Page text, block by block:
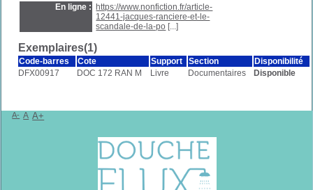
En ligne :
https://www.nonfiction.fr/article-
12441-jacques-ranciere-et-le-
scandale-de-la-po [...]
Exemplaires(1)
Code-barres Cote Support Section
Disponibilité
DFX00917
DOC 172 RAN M Livre Documentaires Disponible
A- A A+